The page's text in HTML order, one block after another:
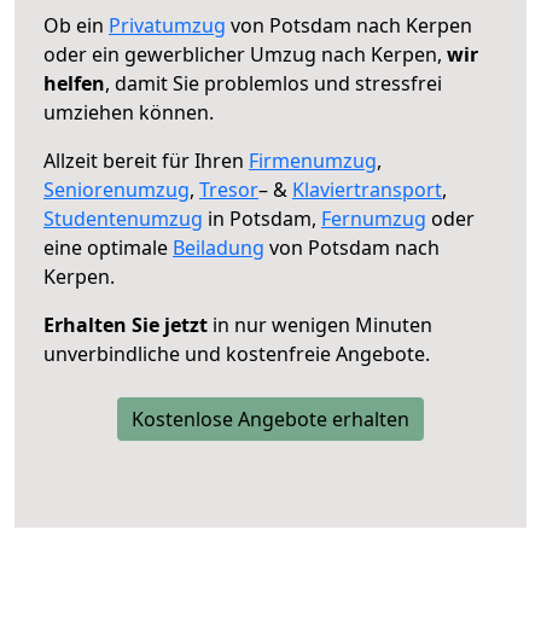
Ob ein Privatumzug von Potsdam nach Kerpen
oder ein gewerblicher Umzug nach Kerpen, wir
helfen, damit Sie problemlos und stressfrei
umziehen können.
Allzeit bereit für Ihren Firmenumzug,
Seniorenumzug, Tresor– & Klaviertransport,
Studentenumzug in Potsdam, Fernumzug oder
eine optimale Beiladung von Potsdam nach
Kerpen.
Erhalten Sie jetzt in nur wenigen Minuten
unverbindliche und kostenfreie Angebote.
Kostenlose Angebote erhalten